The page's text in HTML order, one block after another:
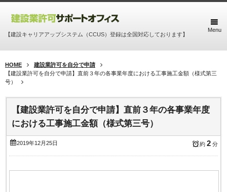
【建設キャリアアップシステム（CCUS）登録は全国対応しております】
Menu
HOME
建設業許可を自分で申請
【建設業許可を自分で申請】直前３年の各事業年度における工事施工金額（様式第三
号）
【建設業許可を自分で申請】直前３年の各事業年度
における工事施工金額（様式第三号）
2019年12月25日 約 2 分